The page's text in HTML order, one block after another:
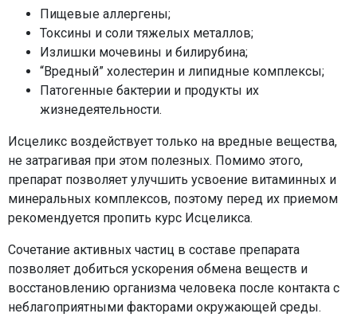
Пищевые аллергены;
Токсины и соли тяжелых металлов;
Излишки мочевины и билирубина;
“Вредный” холестерин и липидные комплексы;
Патогенные бактерии и продукты их
жизнедеятельности.
Исцеликс воздействует только на вредные вещества,
не затрагивая при этом полезных. Помимо этого,
препарат позволяет улучшить усвоение витаминных и
минеральных комплексов, поэтому перед их приемом
рекомендуется пропить курс Исцеликса.
Сочетание активных частиц в составе препарата
позволяет добиться ускорения обмена веществ и
восстановлению организма человека после контакта с
неблагоприятными факторами окружающей среды.